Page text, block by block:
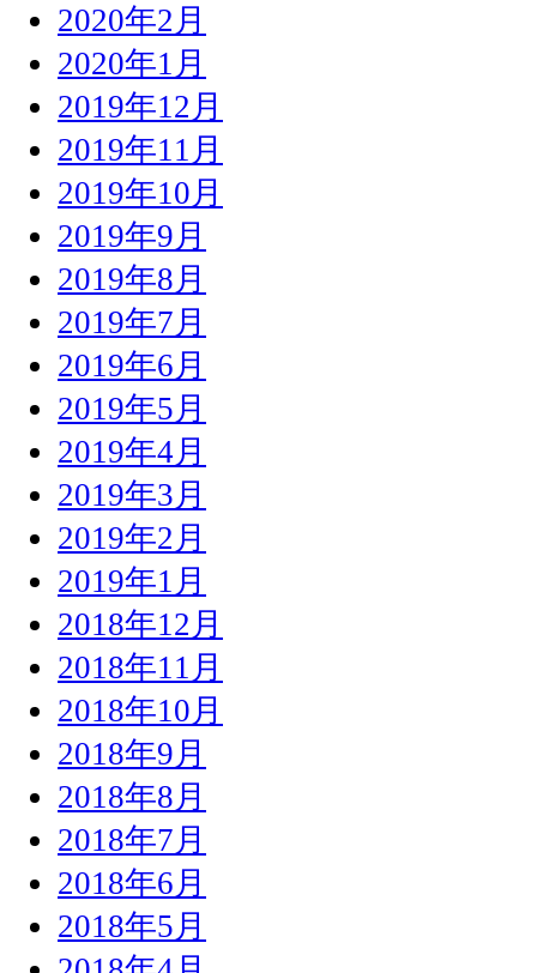
2020年2月
2020年1月
2019年12月
2019年11月
2019年10月
2019年9月
2019年8月
2019年7月
2019年6月
2019年5月
2019年4月
2019年3月
2019年2月
2019年1月
2018年12月
2018年11月
2018年10月
2018年9月
2018年8月
2018年7月
2018年6月
2018年5月